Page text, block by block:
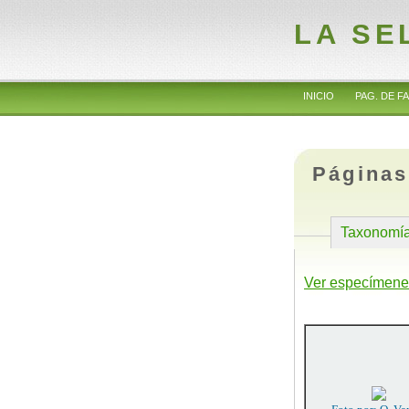
LA
INICIO PAG. DE
Ver